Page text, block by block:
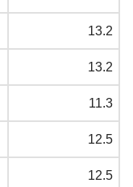
13.2
13.2
11.3
12.5
12.5